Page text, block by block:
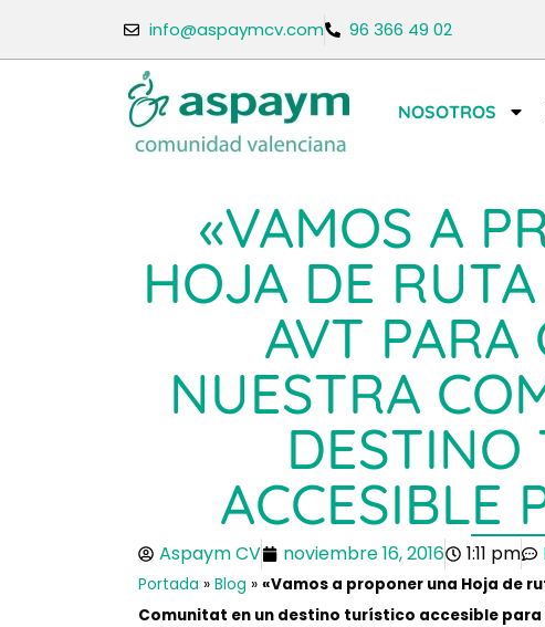
info@aspaymcv.com 96 366 49 02
NOSOTROS
«VAMOS A
HOJA DE
AVT PARA
NUESTRA
DESTINO
ACCESIBLE
Aspaym CV noviembre 16, 2016 1:11 pm
Portada » Blog » «Vamos a proponer una Hoja de
Comunitat en un destino turístico accesible